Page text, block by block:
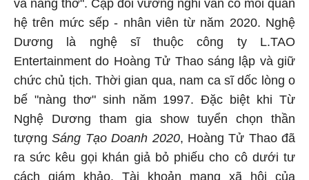
và nàng thơ". Cặp đôi vướng nghi vấn có mối quan
hệ trên mức sếp - nhân viên từ năm 2020. Nghệ
Dương là nghệ sĩ thuộc công ty L.TAO
Entertainment do Hoàng Tử Thao sáng lập và giữ
chức chủ tịch. Thời gian qua, nam ca sĩ dốc lòng o
bế "nàng thơ" sinh năm 1997. Đặc biệt khi Từ
Nghệ Dương tham gia show tuyển chọn thần
tượngSáng Tạo Doanh 2020, Hoàng Tử Thao đã
ra sức kêu gọi khán giả bỏ phiếu cho cô dưới tư